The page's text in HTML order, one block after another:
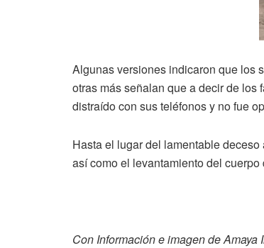
Algunas versiones indicaron que los
otras más señalan que a decir de los
distraído con sus teléfonos y no fue
Hasta el lugar del lamentable
así como el levantamiento del
Con Información e imagen de Amaya